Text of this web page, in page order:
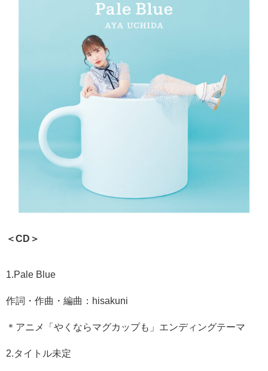
＜CD＞
1.Pale Blue
作詞・作曲・編曲：hisakuni
＊アニメ「やくならマグカップも」エンディングテーマ
2.タイトル未定